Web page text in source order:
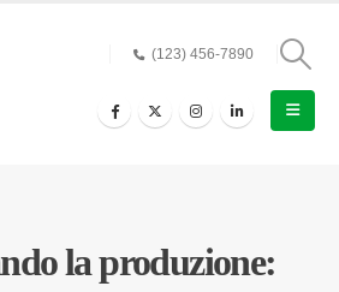
(123) 456-7890
la produzione: